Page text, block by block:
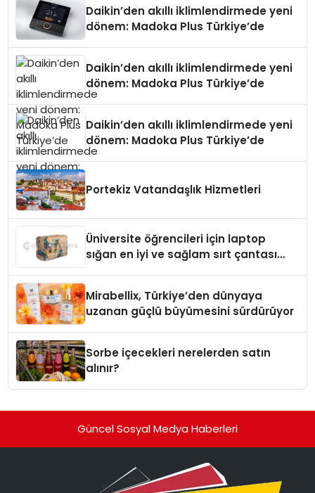
Daikin’den akıllı iklimlendirmede yeni
dönem: Madoka Plus Türkiye’de
Daikin’den akıllı iklimlendirmede yeni
dönem: Madoka Plus Türkiye’de
Daikin’den akıllı iklimlendirmede yeni
dönem: Madoka Plus Türkiye’de
Portekiz Vatandaşlık Hizmetleri
Üniversite öğrencileri için laptop
sığan en iyi ve sağlam sırt çantası
Mirabellix, Türkiye’den dünyaya
uzanan güçlü büyümesini sürdürüyor
Sorbe içecekleri nerelerden satın
alınır?
Güncel Sosyal Medya Haberleri